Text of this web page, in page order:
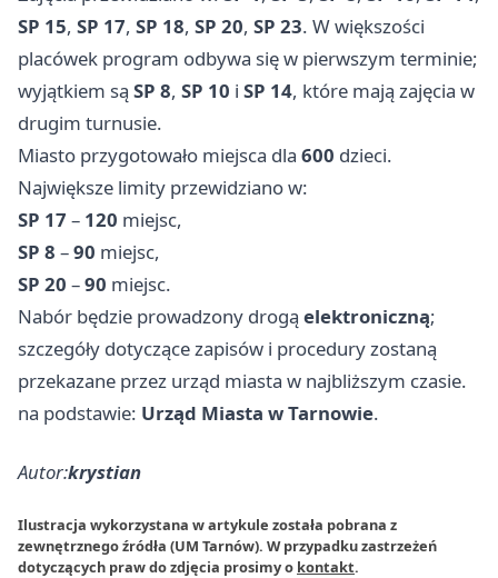
SP 15, SP 17, SP 18, SP 20, SP 23. W większości
placówek program odbywa się w pierwszym terminie;
wyjątkiem są SP 8, SP 10 i SP 14, które mają zajęcia w
drugim turnusie.
Miasto przygotowało miejsca dla 600 dzieci.
Największe limity przewidziano w:
SP 17 – 120 miejsc,
SP 8 –90 miejsc,
SP 20 –90 miejsc.
Nabór będzie prowadzony drogą elektroniczną;
szczegóły dotyczące zapisów i procedury zostaną
przekazane przez urząd miasta w najbliższym czasie.
na podstawie: Urząd Miasta w Tarnowie.
Autor:krystian
Ilustracja wykorzystana w artykule została pobrana z
zewnętrznego źródła (UM Tarnów). W przypadku zastrzeżeń
dotyczących praw do zdjęcia prosimy o kontakt.